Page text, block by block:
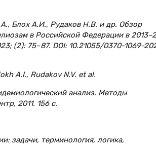
Блох А.И., Рудаков Н.В. и др. Обзор
в Российской Федерации в
(2): 75–87. DOI: 10.21055/0370-1069-
A.I., Rudakov N.V. et al.
анализ. Методы
2011. 156 с.
задачи, терминология, логика,